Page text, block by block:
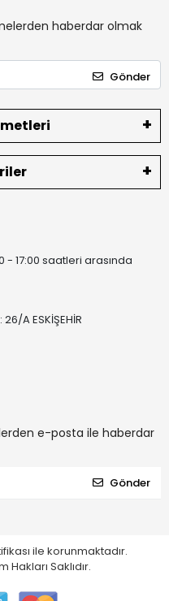
haberdar olmak
Gönder
- 17:00 saatleri arasında
A ESKİŞEHİR
e-posta ile haberdar
Gönder
ile korunmaktadır.
Hakları Saklıdır.